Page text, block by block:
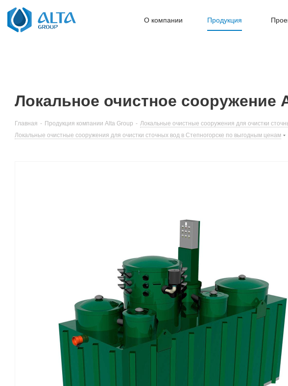
О компании Продукция
Локальное очистное сооружение
Главная - Продукция компании Alta Group - Локальные очистные сооружения для очистки
Локальные очистные сооружения для очистки сточных вод в Степногорске по выгодным ценам